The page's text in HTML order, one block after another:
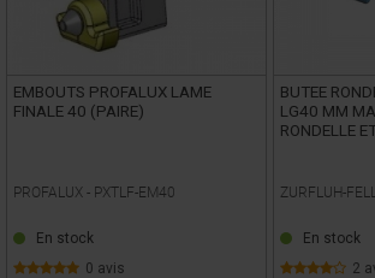
EMBOUTS PROFALUX LAME
FINALE 40 (PAIRE)
PROFALUX - PXTLF-EM40
En stock
0 avis
BUTEE
LG40 MM
RONDELLE
ZURFLUH-
En stock
2